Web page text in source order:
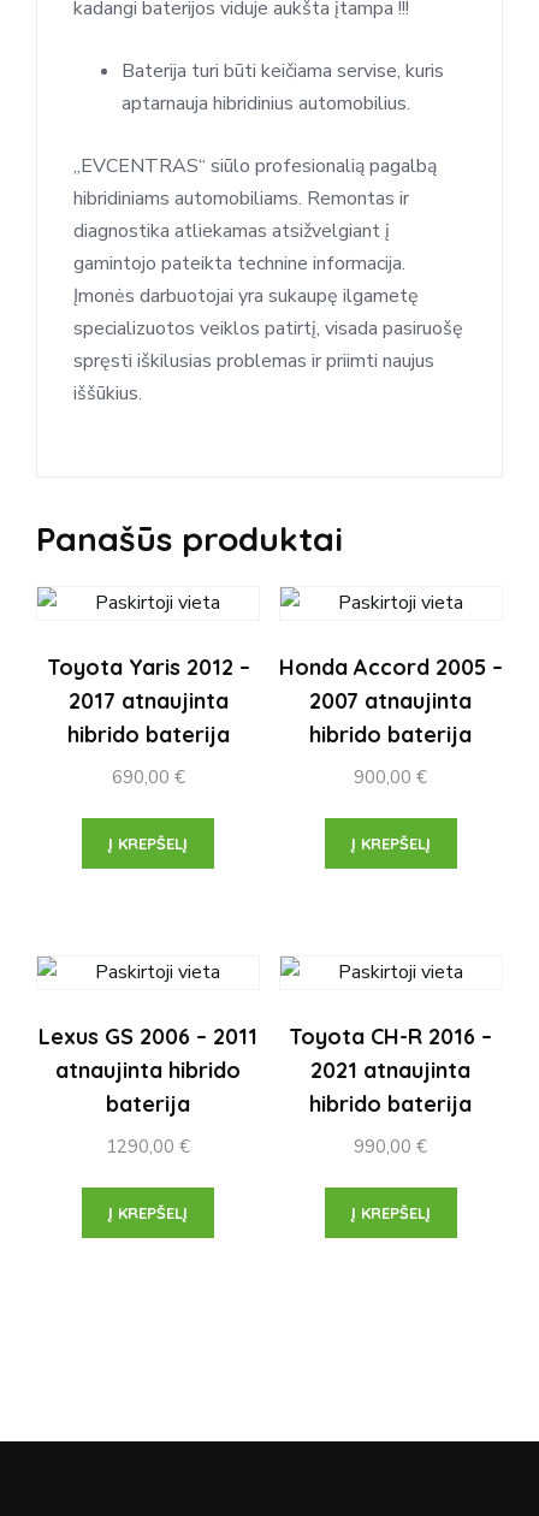
kadangi baterijos viduje aukšta įtampa !!!
Baterija turi būti keičiama servise, kuris
aptarnauja hibridinius automobilius.
„EVCENTRAS“ siūlo profesionalią pagalbą
hibridiniams automobiliams. Remontas ir
diagnostika atliekamas atsižvelgiant į
gamintojo pateikta technine informacija.
Įmonės darbuotojai yra sukaupę ilgametę
specializuotos veiklos patirtį, visada pasiruošę
spręsti iškilusias problemas ir priimti naujus
iššūkius.
Panašūs produktai
Toyota Yaris 2012 –
2017 atnaujinta
hibrido baterija
690,00 €
Į KREPŠELĮ
Honda Accord 2005 –
2007 atnaujinta
hibrido baterija
900,00€
Į KREPŠELĮ
Lexus GS 2006 – 2011
atnaujinta hibrido
baterija
1290,00€
Į KREPŠELĮ
Toyota CH-R 2016 –
2021 atnaujinta
hibrido baterija
990,00€
Į KREPŠELĮ